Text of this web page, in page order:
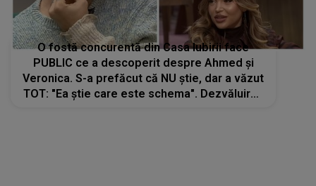
O fostă concurentă din Casa Iubirii face
PUBLIC ce a descoperit despre Ahmed și
Veronica. S-a prefăcut că NU știe, dar a văzut
TOT: "Ea știe care este schema". Dezvăluirea